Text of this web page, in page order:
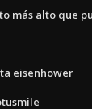
más alto que
eisenhower